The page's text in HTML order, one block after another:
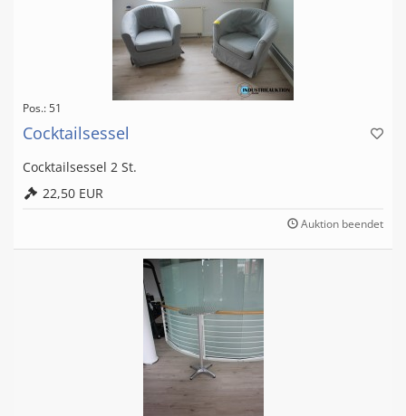
Pos.: 51
Cocktailsessel
Cocktailsessel 2 St.
22,50 EUR
Auktion beendet